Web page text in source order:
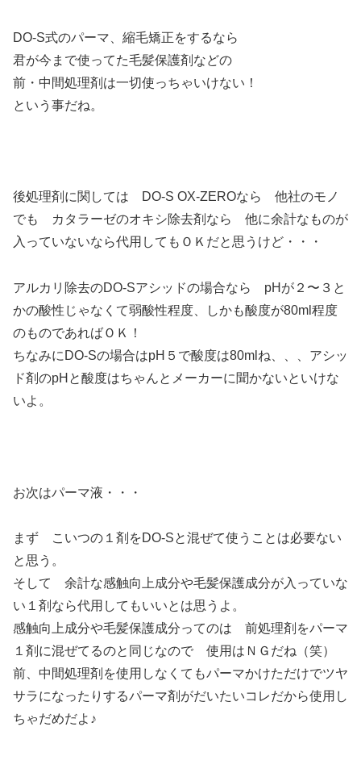
DO-S式のパーマ、縮毛矯正をするなら
君が今まで使ってた毛髪保護剤などの
前・中間処理剤は一切使っちゃいけない！
という事だね。
後処理剤に関しては DO-S OX-ZEROなら 他社のモノ
でも カタラーゼのオキシ除去剤なら 他に余計なものが
入っていないなら代用してもＯＫだと思うけど・・・
アルカリ除去のDO-Sアシッドの場合なら pHが２〜３と
かの酸性じゃなくて弱酸性程度、しかも酸度が80ml程度
のものであればＯＫ！
ちなみにDO-Sの場合はpH５で酸度は80mlね、、、アシッ
ド剤のpHと酸度はちゃんとメーカーに聞かないといけな
いよ。
お次はパーマ液・・・
まず こいつの１剤をDO-Sと混ぜて使うことは必要ない
と思う。
そして 余計な感触向上成分や毛髪保護成分が入っていな
い１剤なら代用してもいいとは思うよ。
感触向上成分や毛髪保護成分ってのは 前処理剤をパーマ
１剤に混ぜてるのと同じなので 使用はＮＧだね（笑）
前、中間処理剤を使用しなくてもパーマかけただけでツヤ
サラになったりするパーマ剤がだいたいコレだから使用し
ちゃだめだよ♪